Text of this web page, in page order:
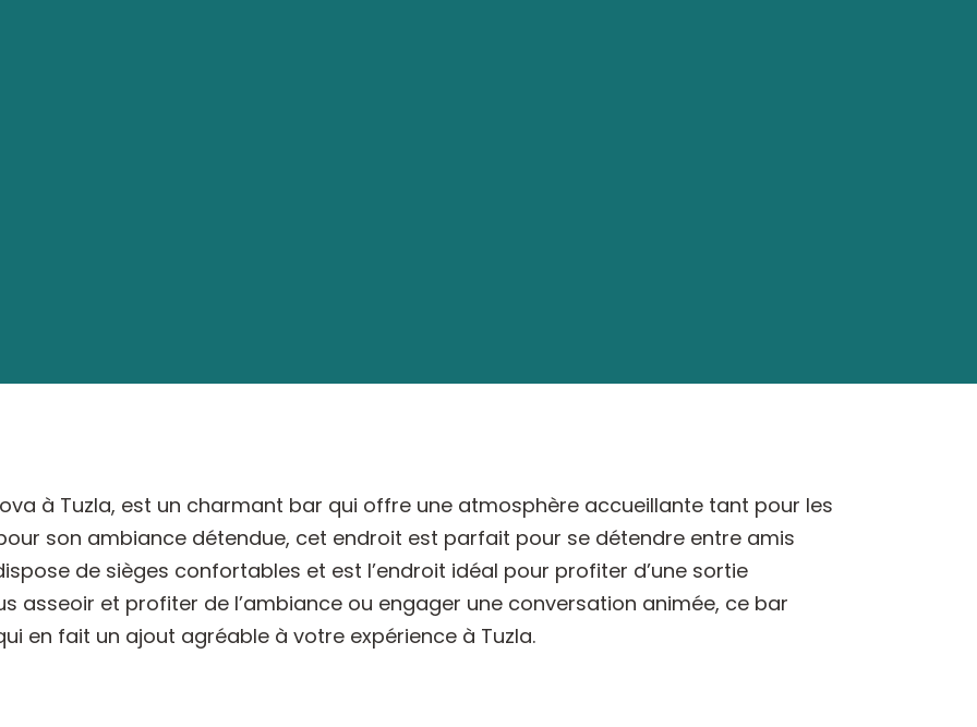
à Tuzla, est un charmant bar qui offre une atmosphère accueillante tant pour les
son ambiance détendue, cet endroit est parfait pour se détendre entre amis
de sièges confortables et est l’endroit idéal pour profiter d’une sortie
asseoir et profiter de l’ambiance ou engager une conversation animée, ce bar
en fait un ajout agréable à votre expérience à Tuzla.